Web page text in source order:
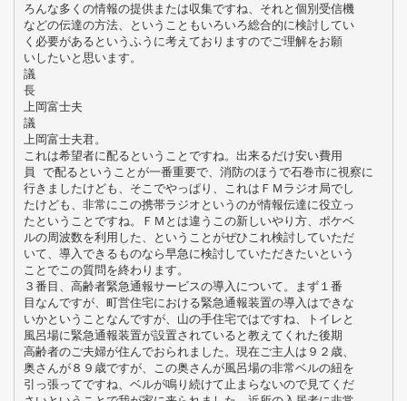
ろんな多くの情報の提供または収集ですね、それと個別受信機
などの伝達の方法、ということもいろいろ総合的に検討してい
く必要があるというふうに考えておりますのでご理解をお願
いしたいと思います。
議
長
上岡富士夫
議
上岡富士夫君。
これは希望者に配るということですね。出来るだけ安い費用
員 で配るということが一番重要で、消防のほうで石巻市に視察に
行きましたけども、そこでやっぱり、これはＦＭラジオ局でし
たけども、非常にこの携帯ラジオというのが情報伝達に役立っ
たということですね。ＦＭとは違うこの新しいやり方、ポケベ
ルの周波数を利用した、ということがぜひこれ検討していただ
いて、導入できるものなら早急に検討していただきたいという
ことでこの質問を終わります。
３番目、高齢者緊急通報サービスの導入について。まず１番
目なんですが、町営住宅における緊急通報装置の導入はできな
いかということなんですが、山の手住宅ではですね、トイレと
風呂場に緊急通報装置が設置されていると教えてくれた後期
高齢者のご夫婦が住んでおられました。現在ご主人は９２歳、
奥さんが８９歳ですが、この奥さんが風呂場の非常ベルの紐を
引っ張ってですね、ベルが鳴り続けて止まらないので見てくだ